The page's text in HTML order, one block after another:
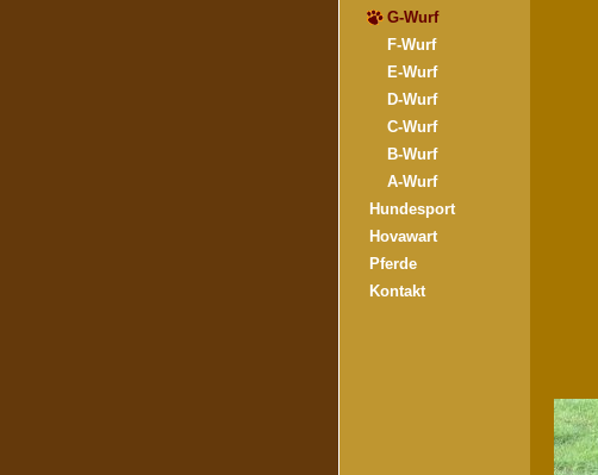
G-Wurf
F-Wurf
E-Wurf
D-Wurf
C-Wurf
B-Wurf
A-Wurf
Hundesport
Hovawart
Pferde
Kontakt